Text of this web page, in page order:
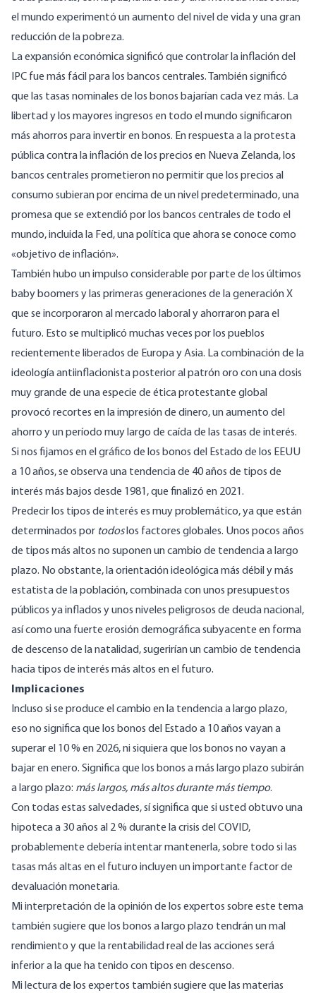
el mundo experimentó un aumento del nivel de vida y una gran
reducción de la pobreza.
La expansión económica significó que controlar la inflación del
IPC fue más fácil para los bancos centrales. También significó
que las tasas nominales de los bonos bajarían cada vez más. La
libertad y los mayores ingresos en todo el mundo significaron
más ahorros para invertir en bonos. En respuesta a la protesta
pública contra la inflación de los precios en Nueva Zelanda, los
bancos centrales prometieron no permitir que los precios al
consumo subieran por encima de un nivel predeterminado, una
promesa que se extendió por los bancos centrales de todo el
mundo, incluida la Fed, una política que ahora se conoce como
«objetivo de inflación».
También hubo un impulso considerable por parte de los últimos
baby boomers y las primeras generaciones de la generación X
que se incorporaron al mercado laboral y ahorraron para el
futuro. Esto se multiplicó muchas veces por los pueblos
recientemente liberados de Europa y Asia. La combinación de la
ideología antiinflacionista posterior al patrón oro con una dosis
muy grande de una especie de ética protestante global
provocó recortes en la impresión de dinero, un aumento del
ahorro y un período muy largo de caída de las tasas de interés.
Si nos fijamos en el gráfico de los bonos del Estado de los EEUU
a 10 años, se observa una tendencia de 40 años de tipos de
interés más bajos desde 1981, que finalizó en 2021.
Predecir los tipos de interés es muy problemático, ya que están
determinados por todos los factores globales. Unos pocos años
de tipos más altos no suponen un cambio de tendencia a largo
plazo. No obstante, la orientación ideológica más débil y más
estatista de la población, combinada con unos presupuestos
públicos ya inflados y unos niveles peligrosos de deuda nacional,
así como una fuerte erosión demográfica subyacente en forma
de descenso de la natalidad, sugerirían un cambio de tendencia
hacia tipos de interés más altos en el futuro.
Implicaciones
Incluso si se produce el cambio en la tendencia a largo plazo,
eso no significa que los bonos del Estado a 10 años vayan a
superar el 10 % en 2026, ni siquiera que los bonos no vayan a
bajar en enero. Significa que los bonos a más largo plazo subirán
a largo plazo: más largos, más altos durante más tiempo.
Con todas estas salvedades, sí significa que si usted obtuvo una
hipoteca a 30 años al 2 % durante la crisis del COVID,
probablemente debería intentar mantenerla, sobre todo si las
tasas más altas en el futuro incluyen un importante factor de
devaluación monetaria.
Mi interpretación de la opinión de los expertos sobre este tema
también sugiere que los bonos a largo plazo tendrán un mal
rendimiento y que la rentabilidad real de las acciones será
inferior a la que ha tenido con tipos en descenso.
Mi lectura de los expertos también sugiere que las materias